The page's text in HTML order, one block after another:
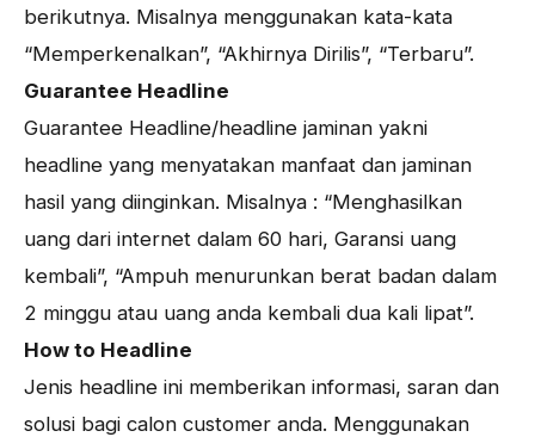
berikutnya. Misalnya menggunakan kata-kata
“Memperkenalkan”, “Akhirnya Dirilis”, “Terbaru”.
Guarantee Headline
Guarantee Headline/headline jaminan yakni
headline yang menyatakan manfaat dan jaminan
hasil yang diinginkan. Misalnya : “Menghasilkan
uang dari internet dalam 60 hari, Garansi uang
kembali”, “Ampuh menurunkan berat badan dalam
2 minggu atau uang anda kembali dua kali lipat”.
How to Headline
Jenis headline ini memberikan informasi, saran dan
solusi bagi calon customer anda. Menggunakan